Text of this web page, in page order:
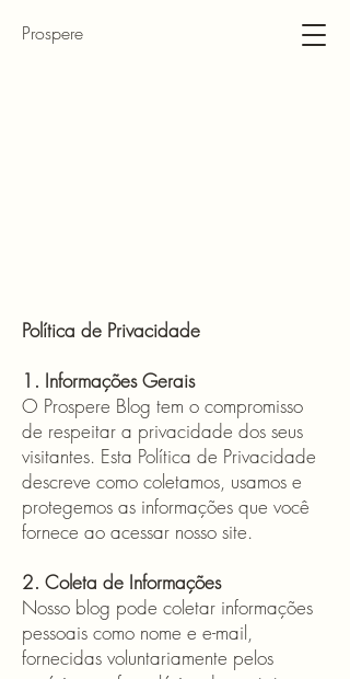
Prospere
Política de Privacidade
1. Informações Gerais
O Prospere Blog tem o compromisso
de respeitar a privacidade dos seus
visitantes. Esta Política de Privacidade
descreve como coletamos, usamos e
protegemos as informações que você
fornece ao acessar nosso site.
2. Coleta de Informações
Nosso blog pode coletar informações
pessoais como nome e e-mail,
fornecidas voluntariamente pelos